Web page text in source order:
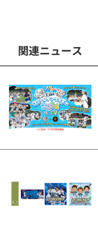
関連ニュース